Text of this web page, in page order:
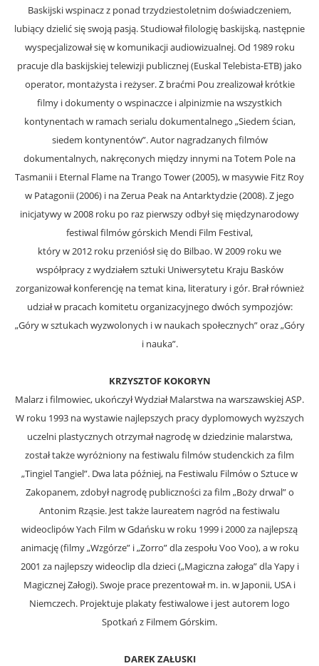
Baskijski wspinacz z ponad trzydziestoletnim doświadczeniem,
lubiący dzielić się swoją pasją. Studiował filologię baskijską, następnie
wyspecjalizował się w komunikacji audiowizualnej. Od 1989 roku
pracuje dla baskijskiej telewizji publicznej (Euskal Telebista-ETB) jako
operator, montażysta i reżyser. Z braćmi Pou zrealizował krótkie
filmy i dokumenty o wspinaczce i alpinizmie na wszystkich
kontynentach w ramach serialu dokumentalnego „Siedem ścian,
siedem kontynentów”. Autor nagradzanych filmów
dokumentalnych, nakręconych między innymi na Totem Pole na
Tasmanii i Eternal Flame na Trango Tower (2005), w masywie Fitz Roy
w Patagonii (2006) i na Zerua Peak na Antarktydzie (2008). Z jego
inicjatywy w 2008 roku po raz pierwszy odbył się międzynarodowy
festiwal filmów górskich Mendi Film Festival,
który w 2012 roku przeniósł się do Bilbao. W 2009 roku we
współpracy z wydziałem sztuki Uniwersytetu Kraju Basków
zorganizował konferencję na temat kina, literatury i gór. Brał również
udział w pracach komitetu organizacyjnego dwóch sympozjów:
„Góry w sztukach wyzwolonych i w naukach społecznych” oraz „Góry
i nauka”.
KRZYSZTOF KOKORYN
Malarz i filmowiec, ukończył Wydział Malarstwa na warszawskiej ASP.
W roku 1993 na wystawie najlepszych pracy dyplomowych wyższych
uczelni plastycznych otrzymał nagrodę w dziedzinie malarstwa,
został także wyróżniony na festiwalu filmów studenckich za film
„Tingiel Tangiel”. Dwa lata później, na Festiwalu Filmów o Sztuce w
Zakopanem, zdobył nagrodę publiczności za film „Boży drwal” o
Antonim Rząsie. Jest także laureatem nagród na festiwalu
wideoclipów Yach Film w Gdańsku w roku 1999 i 2000 za najlepszą
animację (filmy „Wzgórze” i „Zorro” dla zespołu Voo Voo), a w roku
2001 za najlepszy wideoclip dla dzieci („Magiczna załoga” dla Yapy i
Magicznej Załogi). Swoje prace prezentował m. in. w Japonii, USA i
Niemczech. Projektuje plakaty festiwalowe i jest autorem logo
Spotkań z Filmem Górskim.
DAREK ZAŁUSKI